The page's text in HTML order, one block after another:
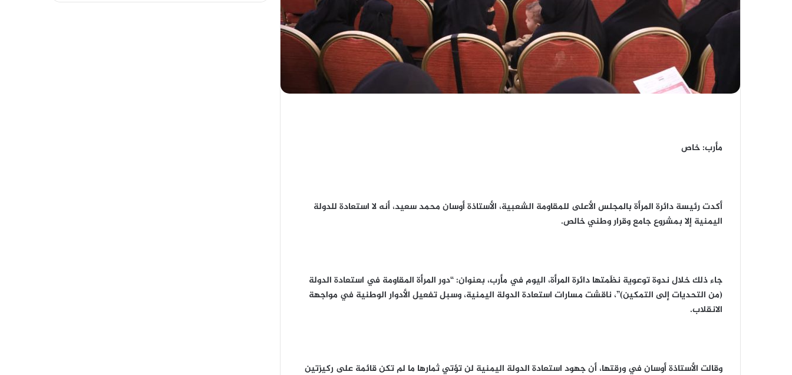
مأرب: خاص
أكدت رئيسة دائرة المرأة بالمجلس الأعلى للمقاومة الشعبية، الأستاذة أوسان محمد سعيد، أنه لا استعادة للدولة
اليمنية إلا بمشروع جامع وقرار وطني خالص.
جاء ذلك خلال ندوة توعوية نظّمتها دائرة المرأة، اليوم في مأرب، بعنوان: “دور المرأة المقاومة في استعادة الدولة
(من التحديات إلى التمكين)”، ناقشت مسارات استعادة الدولة اليمنية، وسبل تفعيل الأدوار الوطنية في مواجهة
الانقلاب.
وقالت الأستاذة أوسان في ورقتها، أن جهود استعادة الدولة اليمنية لن تؤتي ثمارها ما لم تكن قائمة على ركيزتين